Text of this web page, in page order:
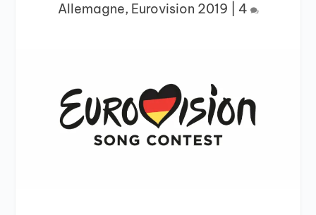
Allemagne, Eurovision 2019 4